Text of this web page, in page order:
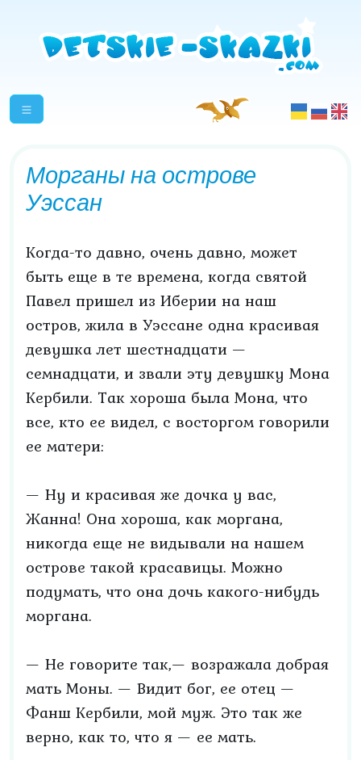
Морганы на острове
Уэссан
Когда-то давно, очень давно, может
быть еще в те времена, когда святой
Павел пришел из Иберии на наш
остров, жила в Уэссане одна красивая
девушка лет шестнадцати —
семнадцати, и звали эту девушку Мона
Кербили. Так хороша была Мона, что
все, кто ее видел, с восторгом говорили
ее матери:
— Ну и красивая же дочка у вас,
Жанна! Она хороша, как моргана,
никогда еще не видывали на нашем
острове такой красавицы. Можно
подумать, что она дочь какого-нибудь
моргана.
— Не говорите так,— возражала добрая
мать Моны. — Видит бог, ее отец —
Фанш Кербили, мой муж. Это так же
верно, как то, что я — ее мать.